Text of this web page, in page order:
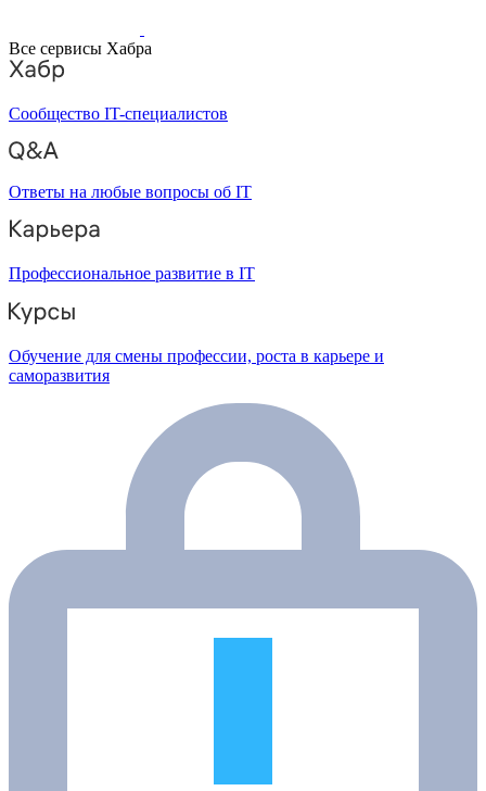
Все сервисы Хабра
Сообщество IT-специалистов
Ответы на любые вопросы об IT
Профессиональное развитие в IT
Обучение для смены профессии, роста в карьере и
саморазвития